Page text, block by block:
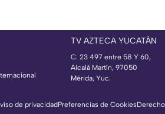
TV AZTECA YUCATÁN
C. 23 497 entre 58 Y 60,
Alcalá Martín, 97050
Mérida, Yuc.
de privacidadPreferencias de Cookies